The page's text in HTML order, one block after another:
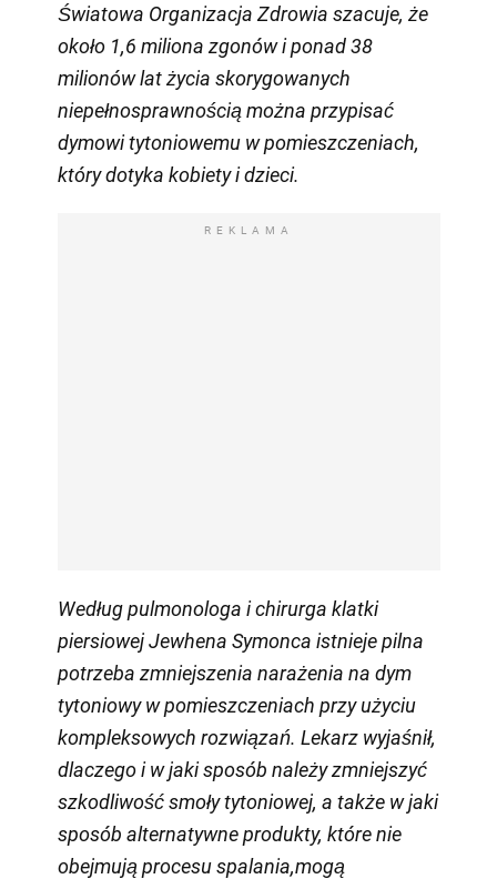
Światowa Organizacja Zdrowia szacuje, że
około 1,6 miliona zgonów i ponad 38
milionówlat życia skorygowanych
niepełnosprawnością można przypisać
dymowi tytoniowemu w pomieszczeniach,
który dotyka kobiety i dzieci.
REKLAMA
Według pulmonologa i chirurga klatki
piersiowej Jewhena Symonca istnieje pilna
potrzeba zmniejszenia narażenia na dym
tytoniowy w pomieszczeniach przy użyciu
kompleksowych rozwiązań. Lekarz wyjaśnił,
dlaczego i w jaki sposób należy zmniejszyć
szkodliwość smoły tytoniowej, a także w jaki
sposób alternatywne produkty, którenie
obejmują procesuspalania,mogą